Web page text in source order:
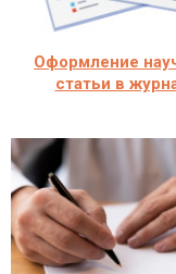
Оформление
статьи в